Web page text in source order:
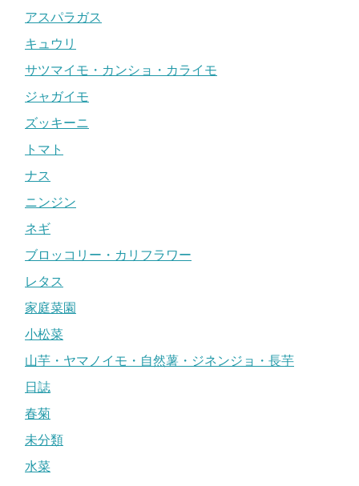
アスパラガス
キュウリ
サツマイモ・カンショ・カライモ
ジャガイモ
ズッキーニ
トマト
ナス
ニンジン
ネギ
ブロッコリー・カリフラワー
レタス
家庭菜園
小松菜
山芋・ヤマノイモ・自然薯・ジネンジョ・長芋
日誌
春菊
未分類
水菜